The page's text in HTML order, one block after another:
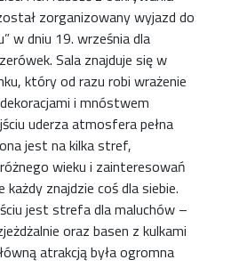
zorganizowany wyjazd do
w dniu 19. września dla
Sala znajduje się w
który od razu robi wrażenie
i mnóstwem
uderza atmosfera pełna
jest na kilka stref,
wieku i zainteresowań
każdy znajdzie coś dla siebie.
jest strefa dla maluchów –
oraz basen z kulkami
atrakcją była ogromna